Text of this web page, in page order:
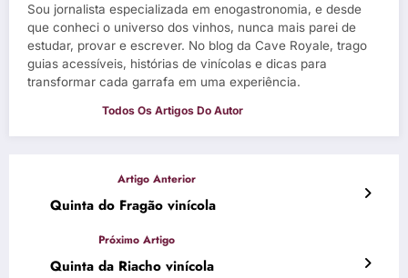
Sou jornalista especializada em enogastronomia, e desde
que conheci o universo dos vinhos, nunca mais parei de
estudar, provar e escrever. No blog da Cave Royale, trago
guias acessíveis, histórias de vinícolas e dicas para
transformar cada garrafa em uma experiência.
Quinta do Fragão vinícola
Quinta da Riacho vinícola